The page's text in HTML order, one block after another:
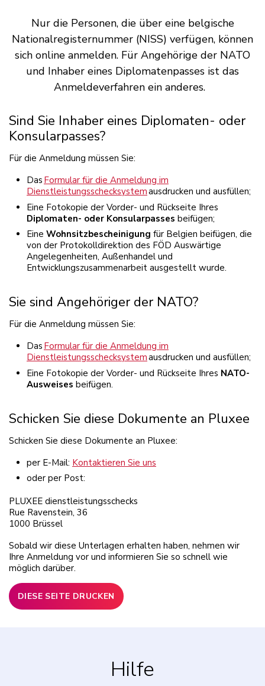
Nur die Personen, die über eine belgische
Nationalregisternummer (NISS) verfügen, können
sich online anmelden. Für Angehörige der NATO
und Inhaber eines Diplomatenpasses ist das
Anmeldeverfahren ein anderes.
Sind Sie Inhaber eines Diplomaten- oder
Konsularpasses?
Für die Anmeldung müssen Sie:
Das Formular für die Anmeldung im
Dienstleistungsschecksystemausdrucken und ausfüllen;
Eine Fotokopie der Vorder- und Rückseite Ihres
Diplomaten- oder Konsularpasses beifügen;
Eine Wohnsitzbescheinigung für Belgien beifügen, die
von der Protokolldirektion des FÖD Auswärtige
Angelegenheiten, Außenhandel und
Entwicklungszusammenarbeit ausgestellt wurde.
Sie sind Angehöriger der NATO?
Für die Anmeldung müssen Sie:
Das Formular für die Anmeldung im
Dienstleistungsschecksystemausdrucken und ausfüllen;
Eine Fotokopie der Vorder- und Rückseite Ihres NATO-
Ausweises beifügen.
Schicken Sie diese Dokumente an Pluxee
Schicken Sie diese Dokumente an Pluxee:
per E-Mail: Kontaktieren Sie uns
oder per Post:
PLUXEE dienstleistungsschecks
Rue Ravenstein, 36
1000 Brüssel
Sobald wir diese Unterlagen erhalten haben, nehmen wir
Ihre Anmeldung vor und informieren Sie so schnell wie
möglich darüber.
DIESE SEITE DRUCKEN
Hilfe